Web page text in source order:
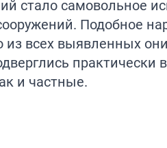
стало самовольное
Подобное
из всех выявленных
практически
и частные.